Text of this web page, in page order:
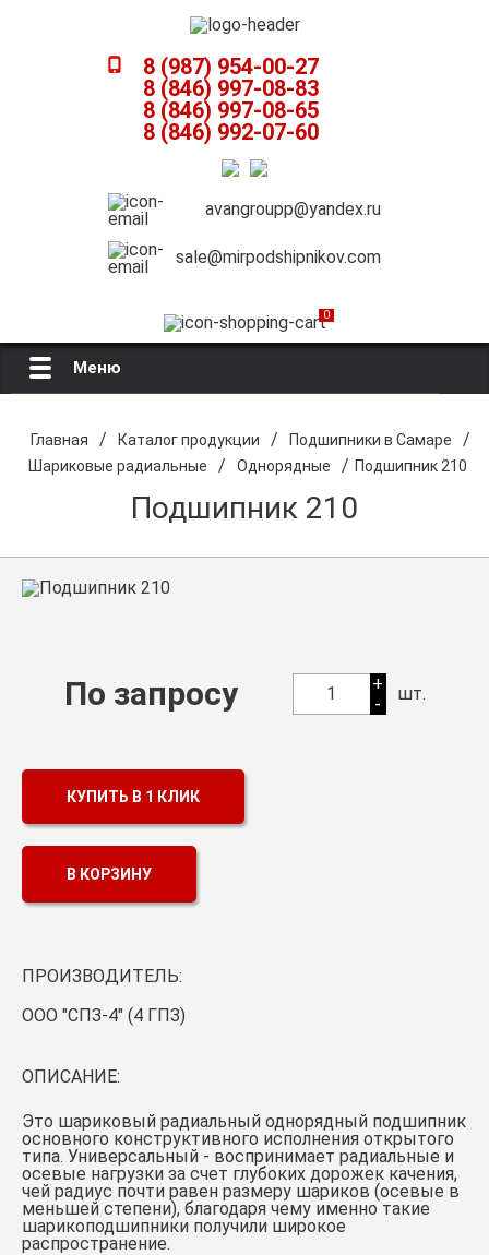
8 (987) 954-00-27
8 (846) 997-08-83
8 (846) 997-08-65
8 (846) 992-07-60
avangroupp@yandex.ru
sale@mirpodshipnikov.com
0
Меню
О компании
Цепи
Главная / Каталог продукции / Подшипники в Самаре /
Шариковые радиальные / Однорядные / Подшипник 210
Подшипник 210
По запросу 1
+
-
шт.
КУПИТЬ В 1 КЛИК
В КОРЗИНУ
ПРОИЗВОДИТЕЛЬ:
ООО "СПЗ-4" (4 ГПЗ)
ОПИСАНИЕ:
Это шариковый радиальный однорядный подшипник
основного конструктивного исполнения открытого
типа. Универсальный - воспринимает радиальные и
осевые нагрузки за счет глубоких дорожек качения,
чей радиус почти равен размеру шариков (осевые в
меньшей степени), благодаря чему именно такие
шарикоподшипники получили широкое
распространение.